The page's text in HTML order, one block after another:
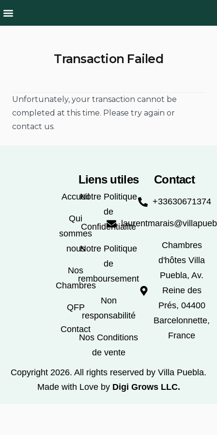
Transaction Failed
Unfortunately, your transaction cannot be
completed at this time. Please try again or
contact us.
Liens utiles
Accueil
Qui
sommes
nous
Nos
Chambres
QFP
Contact
Notre Politique
de
Confidentialité
Notre Politique
de
remboursement
Non
responsabilité
Nos Conditions
de vente
Contact
+33630671374
Chambres
d'hôtes Villa
Puebla, Av.
Reine des
Prés, 04400
Barcelonnette,
France
Copyright 2026. All rights reserved by Villa Puebla.
Made with Love by Digi Grows LLC.